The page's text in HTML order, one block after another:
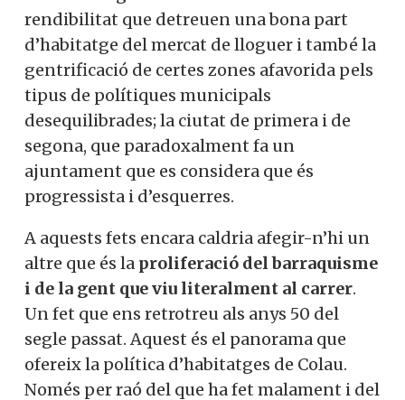
rendibilitat que detreuen una bona part
d’habitatge del mercat de lloguer i també la
gentrificació de certes zones afavorida pels
tipus de polítiques municipals
desequilibrades; la ciutat de primera i de
segona, que paradoxalment fa un
ajuntament que es considera que és
progressista i d’esquerres.
A aquests fets encara caldria afegir-n’hi un
altre que és la proliferació del barraquisme
i de la gent que viu literalment al carrer.
Un fet que ens retrotreu als anys 50 del
segle passat. Aquest és el panorama que
ofereix la política d’habitatges de Colau.
Només per raó del que ha fet malament i del